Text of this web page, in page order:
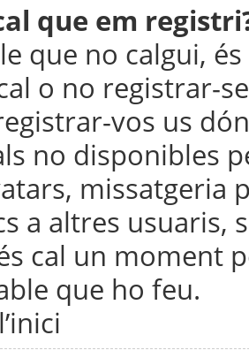
que em
que no calgui,
o no registrar-
vos us
no disponibles
missatgeria
a altres usuaris,
cal un moment
que ho feu.